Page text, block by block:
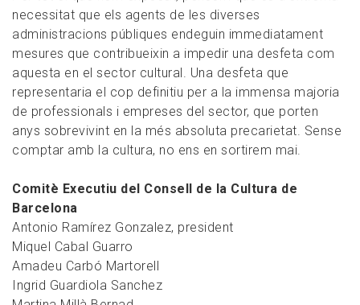
necessitat que els agents de les diverses
administracions públiques endeguin immediatament
mesures que contribueixin a impedir una desfeta com
aquesta en el sector cultural. Una desfeta que
representaria el cop definitiu per a la immensa majoria
de professionals i empreses del sector, que porten
anys sobrevivint en la més absoluta precarietat. Sense
comptar amb la cultura, no ens en sortirem mai.
Comitè Executiu del Consell de la Cultura de
Barcelona
Antonio Ramírez Gonzalez, president
Miquel Cabal Guarro
Amadeu Carbó Martorell
Ingrid Guardiola Sanchez